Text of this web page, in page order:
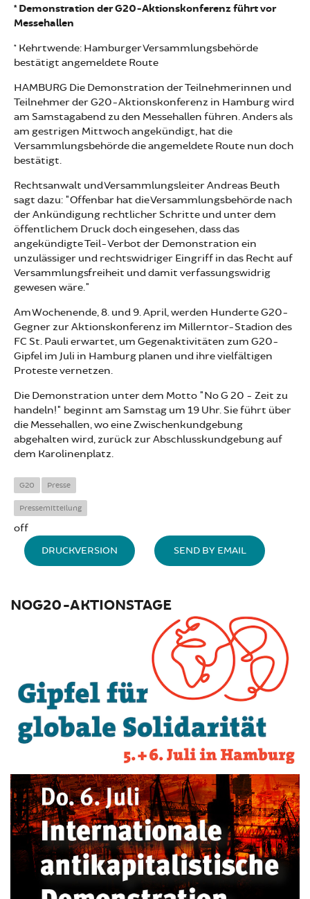
* Demonstration der G20-Aktionskonferenz führt vor
Messehallen
* Kehrtwende: Hamburger Versammlungsbehörde
bestätigt angemeldete Route
HAMBURG Die Demonstration der Teilnehmerinnen und
Teilnehmer der G20-Aktionskonferenz in Hamburg wird
am Samstagabend zu den Messehallen führen. Anders als
am gestrigen Mittwoch angekündigt, hat die
Versammlungsbehörde die angemeldete Route nun doch
bestätigt.
Rechtsanwalt und Versammlungsleiter Andreas Beuth
sagt dazu: "Offenbar hat die Versammlungsbehörde nach
der Ankündigung rechtlicher Schritte und unter dem
öffentlichem Druck doch eingesehen, dass das
angekündigte Teil-Verbot der Demonstration ein
unzulässiger und rechtswidriger Eingriff in das Recht auf
Versammlungsfreiheit und damit verfassungswidrig
gewesen wäre."
Am Wochenende, 8. und 9. April, werden Hunderte G20-
Gegner zur Aktionskonferenz im Millerntor-Stadion des
FC St. Pauli erwartet, um Gegenaktivitäten zum G20-
Gipfel im Juli in Hamburg planen und ihre vielfältigen
Proteste vernetzen.
Die Demonstration unter dem Motto "No G 20 - Zeit zu
handeln!" beginnt am Samstag um 19 Uhr. Sie führt über
die Messehallen, wo eine Zwischenkundgebung
abgehalten wird, zurück zur Abschlusskundgebung auf
dem Karolinenplatz.
G20 Presse
Pressemitteilung
off
DRUCKVERSION SEND BY EMAIL
NOG20-AKTIONSTAGE